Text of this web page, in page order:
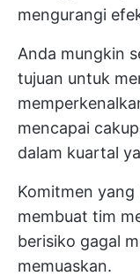
mengurangi
Anda mungkin
tujuan untuk
mencapai
dalam kuartal
Komitmen
membuat tim
berisiko gagal
memuaskan.